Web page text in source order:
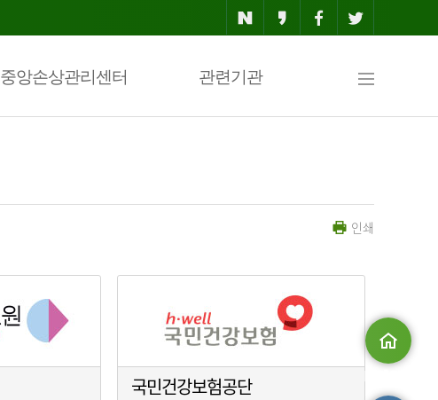
중앙손상관리센터 관련기관
맵
인쇄
국민건강보험공단